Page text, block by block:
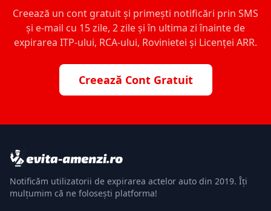
Creează un cont gratuit și primești notificări prin SMS
și e-mail cu 15 zile, 2 zile și în ultima zi înainte de
expirarea ITP-ului, RCA-ului, Rovinietei și Licenței ARR.
Creează Cont Gratuit
Notificăm utilizatorii de expirarea actelor auto din 2019. Îți
mulțumim că ne folosești platforma!